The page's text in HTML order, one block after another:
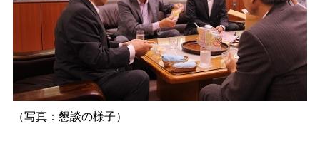
（写真：懇談の様子）